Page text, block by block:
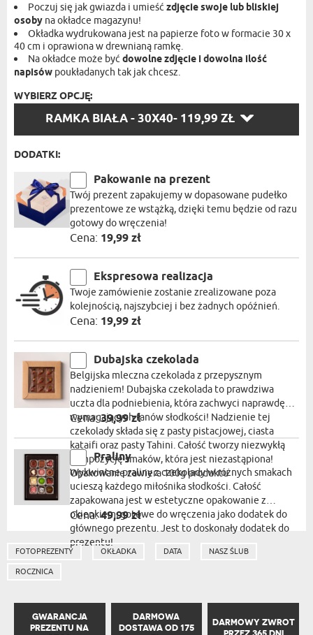
Poczuj się jak gwiazda i umieśćzdjęcie swoje lub bliskiej
osoby na okładce magazynu!
Okładka wydrukowana jest na papierze foto w formacie 30 x
40 cm i oprawiona w drewnianą ramkę.
Na okładce może byćdowolne zdjęcie i dowolna ilość
napisów poukładanych tak jak chcesz.
WYBIERZ OPCJĘ:
RAMKA BIAŁA - 30X40- 119,99 ZŁ
WYBIERZ
OPCJĘ:
DODATKI:
Pakowanie na prezent
Twój prezent zapakujemy w dopasowane pudełko
prezentowe ze wstążką, dzięki temu będzie od razu
gotowy do wręczenia!
Cena: 19,99 zł
Ekspresowa realizacja
Twoje zamówienie zostanie zrealizowane poza
kolejnością, najszybciej i bez żadnych opóźnień.
Cena: 19,99 zł
Dubajska czekolada
Belgijska mleczna czekolada z przepysznym
nadzieniem! Dubajska czekolada to prawdziwa
uczta dla podniebienia, która zachwyci naprawdę
wymagających fanów słodkości! Nadzienie tej
czekolady składa się z pasty pistacjowej, ciasta
kataifi oraz pasty Tahini. Całość tworzy niezwykłą
kompozycję smaków, która jest niezastąpiona!
Opakowanie zawiera 100g produktu
Cena:39,99 zł
Praliny
Wykwintne praliny z czekolady w różnych smakach
ucieszą każdego miłośnika słodkości. Całość
zapakowana jest w estetyczne opakowanie z
okienkiem, gotowe do wręczenia jako dodatek do
głównego prezentu. Jest to doskonały dodatek do
prezentu!
Cena:49,99 zł
FOTOPREZENTY OKŁADKA DATA NASZ ŚLUB
ROCZNICA
GWARANCJA
PREZENTU NA
DARMOWA
DOSTAWA OD 175
DARMOWY ZWROT